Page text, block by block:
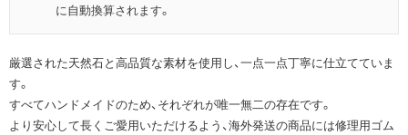
に自動換算されます。
厳選された天然石と高品質な素材を使用し、一点一点丁寧に仕立てていま
す。
すべてハンドメイドのため、それぞれが唯一無二の存在です。
より安心して長くご愛用いただけるよう、海外発送の商品には修理用ゴム